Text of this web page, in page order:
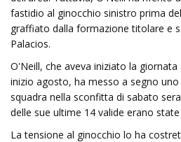
fastidio al ginocchio sinistro prima
graffiato dalla formazione titolare e
Palacios.
O'Neill, che aveva iniziato la
inizio agosto, ha messo a segno uno
squadra nella sconfitta di sabato
delle sue ultime 14 valide erano
La tensione al ginocchio lo ha